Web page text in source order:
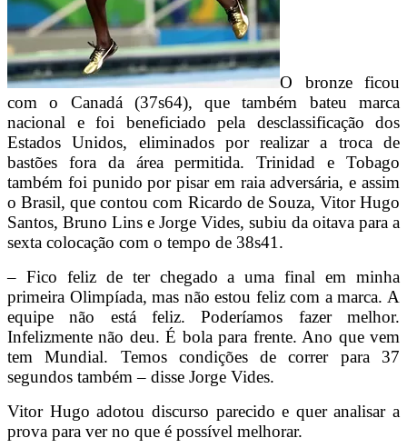
O bronze ficou
com o Canadá (37s64), que também bateu marca
nacional e foi beneficiado pela desclassificação dos
Estados Unidos, eliminados por realizar a troca de
bastões fora da área permitida. Trinidad e Tobago
também foi punido por pisar em raia adversária, e assim
o Brasil, que contou com Ricardo de Souza, Vitor Hugo
Santos, Bruno Lins e Jorge Vides, subiu da oitava para a
sexta colocação com o tempo de 38s41.
– Fico feliz de ter chegado a uma final em minha
primeira Olimpíada, mas não estou feliz com a marca. A
equipe não está feliz. Poderíamos fazer melhor.
Infelizmente não deu. É bola para frente. Ano que vem
tem Mundial. Temos condições de correr para 37
segundos também – disse Jorge Vides.
Vitor Hugo adotou discurso parecido e quer analisar a
prova para ver no que é possível melhorar.